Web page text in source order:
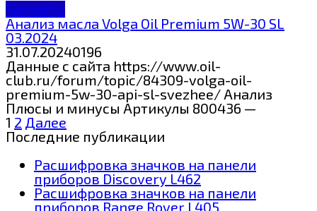
Техчасть
Анализ масла Volga Oil Premium 5W-30 SL
03.2024
31.07.20240196
Данные с сайта https://www.oil-
club.ru/forum/topic/84309-volga-oil-
premium-5w-30-api-sl-svezhee/ Анализ
Плюсы и минусы Артикулы 800436 —
Пагинация
записей
1 2 Далее
Последние публикации
Расшифровка значков на панели
приборов Discovery L462
Расшифровка значков на панели
приборов Range Rover L405